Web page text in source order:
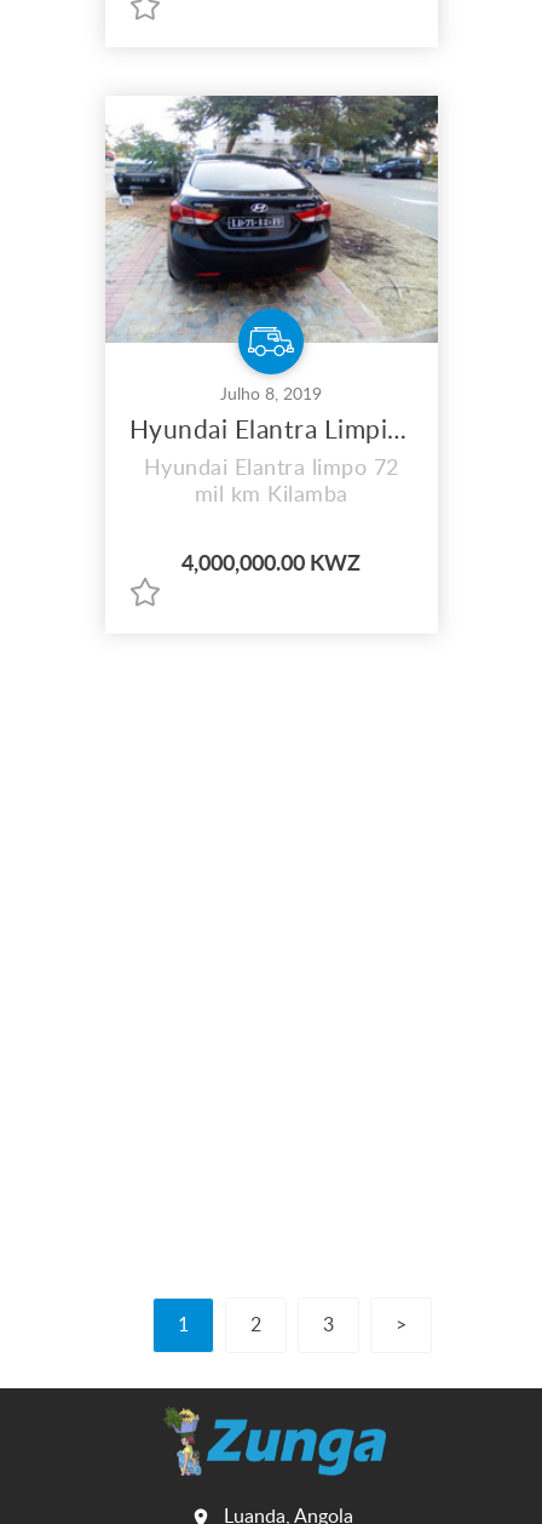
Julho 8, 2019
Hyundai Elantra Limpinho
Hyundai Elantra limpo 72
mil km Kilamba
4,000,000.00 KWZ
1 2 3 >
Luanda, Angola